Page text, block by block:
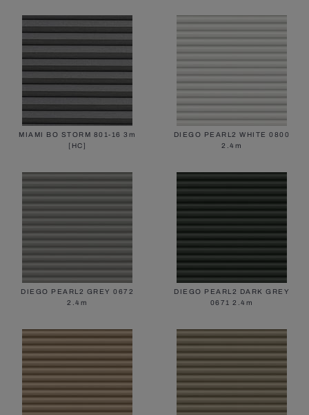
MIAMI BO STORM 801-16 3m
[HC]
DIEGO PEARL2 WHITE 0800
2.4m
DIEGO PEARL2 GREY 0672
2.4m
DIEGO PEARL2 DARK GREY
0671 2.4m